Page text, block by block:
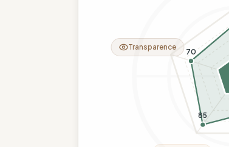
85
70
Transparence